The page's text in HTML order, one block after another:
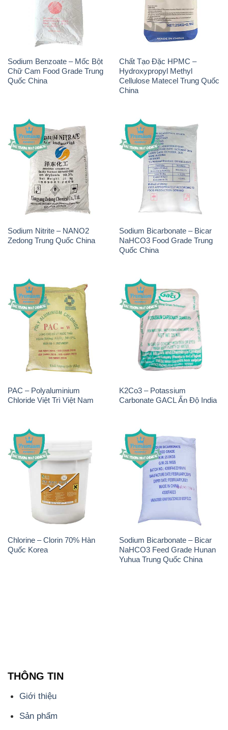
Sodium Benzoate – Mốc Bột
Chữ Cam Food Grade Trung
Quốc China
Chất Tạo Đặc HPMC –
Hydroxypropyl Methyl
Cellulose Matecel Trung Quốc
China
Sodium Nitrite – NANO2
Zedong Trung Quốc China
Sodium Bicarbonate – Bicar
NaHCO3 Food Grade Trung
Quốc China
PAC – Polyaluminium
Chloride Việt Trì Việt Nam
K2Co3 – Potassium
Carbonate GACL Ấn Độ India
Chlorine – Clorin 70% Hàn
Quốc Korea
Sodium Bicarbonate – Bicar
NaHCO3 Feed Grade Hunan
Yuhua Trung Quốc China
THÔNG TIN
Giới thiệu
Sản phẩm